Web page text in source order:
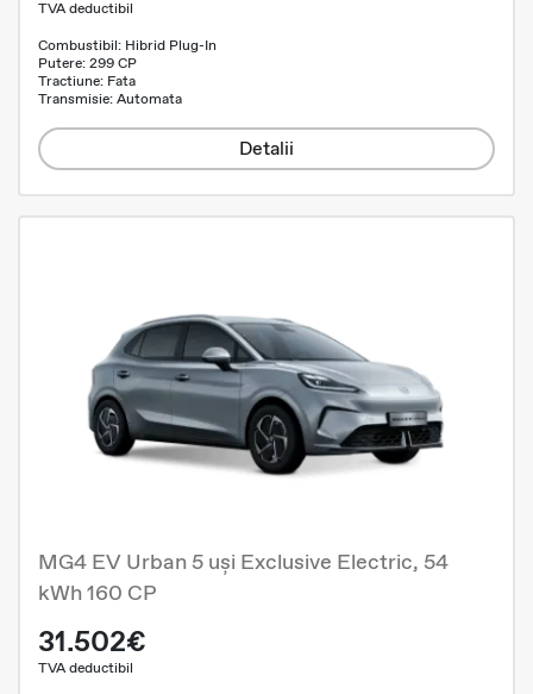
TVA deductibil
Combustibil: Hibrid Plug-In
Putere: 299 CP
Tractiune: Fata
Transmisie: Automata
Detalii
MG4 EV Urban 5 uși Exclusive Electric, 54
kWh 160 CP
31.502€
TVA deductibil